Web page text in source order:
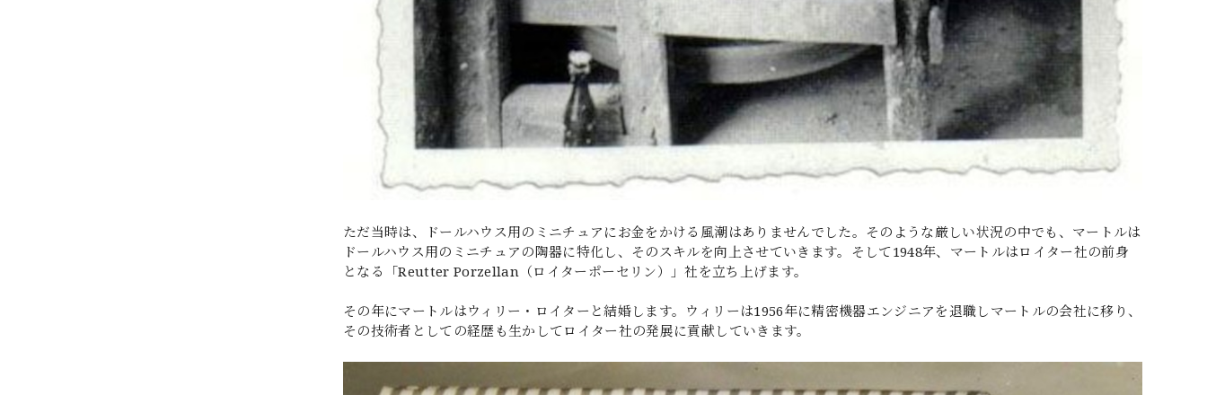
ただ当時は、ドールハウス用のミニチュアにお金をかける風潮はありませんでした。そのような厳しい状況の中でも、マートルは
ドールハウス用のミニチュアの陶器に特化し、そのスキルを向上させていきます。そして1948年、マートルはロイター社の前身
となる「Reutter Porzellan（ロイターポーセリン）」社を立ち上げます。
その年にマートルはウィリー・ロイターと結婚します。ウィリーは1956年に精密機器エンジニアを退職しマートルの会社に移り、
その技術者としての経歴も生かしてロイター社の発展に貢献していきます。